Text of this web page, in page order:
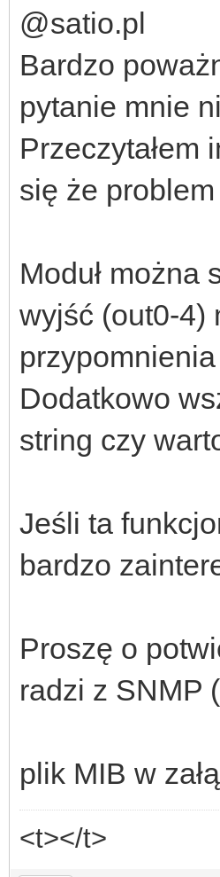
@satio.pl
Bardzo
pytanie mnie
Przeczytałem
się że
Moduł można
wyjść (out0-4)
Dodatkowo
string czy
Jeśli ta
bardzo
Proszę o
radzi z SNMP
plik MIB w
<t></t>